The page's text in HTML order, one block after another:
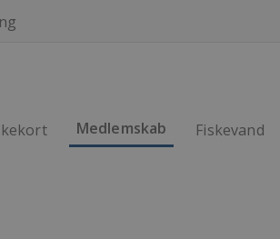
Medlemskab Fiskevand